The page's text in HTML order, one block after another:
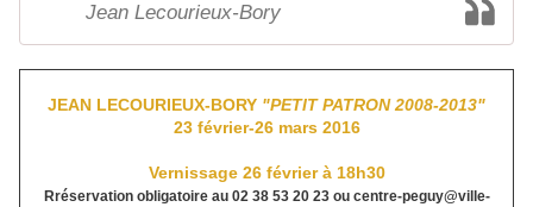
Jean Lecourieux-Bory
JEAN LECOURIEUX-BORY "PETIT PATRON 2008-2013"
23 février-26 mars 2016
Vernissage 26 février à 18h30
Rréservation obligatoire au 02 38 53 20 23 ou centre-peguy@ville-